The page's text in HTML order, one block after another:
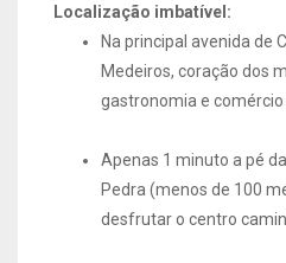
Localização imbatível:
Na principal avenida de
Medeiros, coração dos
gastronomia e comércio
Apenas 1 minuto a pé
Pedra (menos de 100
desfrutar o centro